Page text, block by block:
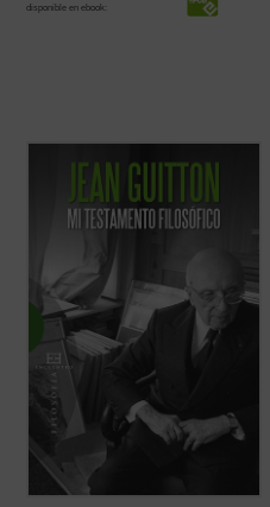
disponible en ebook:
«La noche de mi muerte ocurrieron cosas
extrañas en mi apartamento parisino...».
Un Jean Guitton casi centenario imagina en
Mi testamento filosóficosu muerte, su
entierro y su juicio. En su lecho de muerte